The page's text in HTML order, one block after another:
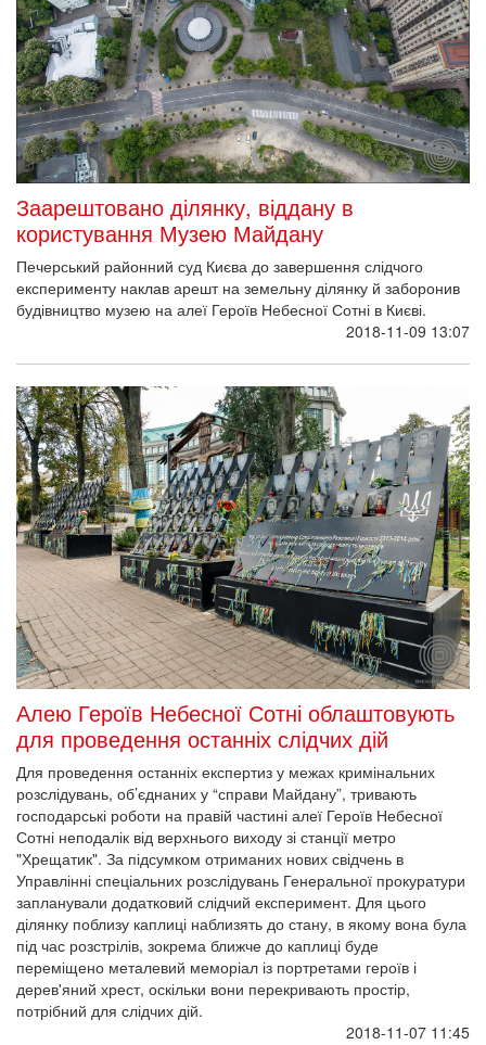
Заарештовано ділянку, віддану в
користування Музею Майдану
Печерський районний суд Києва до завершення слідчого
експерименту наклав арешт на земельну ділянку й заборонив
будівництво музею на алеї Героїв Небесної Сотні в Києві.
2018-11-09 13:07
Алею Героїв Небесної Сотні облаштовують
для проведення останніх слідчих дій
Для проведення останніх експертиз у межах кримінальних
розслідувань, об’єднаних у “справи Майдану”, тривають
господарські роботи на правій частині алеї Героїв Небесної
Сотні неподалік від верхнього виходу зі станції метро
"Хрещатик". За підсумком отриманих нових свідчень в
Управлінні спеціальних розслідувань Генеральної прокуратури
запланували додатковий слідчий експеримент. Для цього
ділянку поблизу каплиці наблизять до стану, в якому вона була
під час розстрілів, зокрема ближче до каплиці буде
переміщено металевий меморіал із портретами героїв і
дерев'яний хрест, оскільки вони перекривають простір,
потрібний для слідчих дій.
2018-11-07 11:45